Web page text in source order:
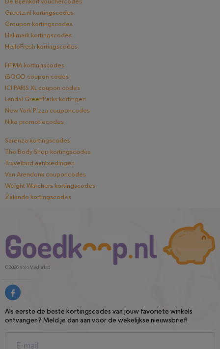
De Bijenkorf vouchercodes
Greetz.nl kortingscodes
Groupon kortingscodes
Hallmark kortingscodes
HelloFresh kortingscodes
HEMA kortingscodes
iBOOD coupon codes
ICI PARIS XL coupon codes
Landal GreenParks kortingen
New York Pizza couponcodes
Nike promotiecodes
Sarenza kortingscodes
The Body Shop kortingscodes
Travelbird aanbiedingen
Van Arendonk couponcodes
Weight Watchers kortingscodes
Zalando kortingscodes
©2026Volo Media Ltd
Als eerste de beste kortingscodes van jouw favoriete winkels
ontvangen? Meld je dan aan voor de wekelijkse nieuwsbrief!